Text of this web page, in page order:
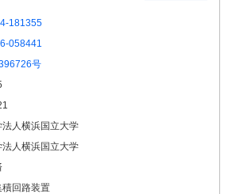
181355
058441
号
法人横浜国立大学
法人横浜国立大学
積回路装置